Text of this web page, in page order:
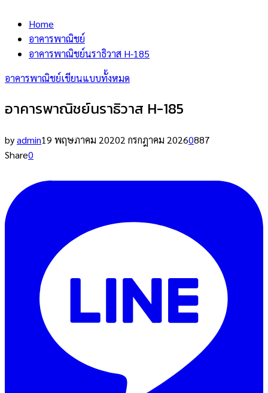
Home
อาคารพาณิชย์
อาคารพาณิชย์นราธิวาส H-185
อาคารพาณิชย์เขียนแบบทั้งหมด
อาคารพาณิชย์นราธิวาส H-185
byadmin19 พฤษภาคม 20202 กรกฎาคม 20260887
Share0